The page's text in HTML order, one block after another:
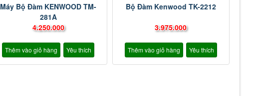
Máy Bộ Đàm KENWOOD TM-
281A
4.250.000
Thêm vào giỏ hàng Yêu thích
Bộ Đàm Kenwood TK-2212
3.975.000
Thêm vào giỏ hàng Yêu thích